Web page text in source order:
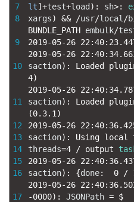
7
8
9
10
11
12
13
14
15
16
17
lt]+test+load) : sh>:
xargs) && /usr/local /
BUNDLE_PATH embulk/
2019-05-26 22 :40:
2019-05-26 22 :40:
saction) : Loaded
4)
2019-05-26 22 :40:
saction) : Loaded
(0.3.1 )
2019-05-26 22 :40:
saction) : Using local
threads=4 / output
2019-05-26 22 :40:
saction) : {done: 0 /
2019-05-26 22 :40:
-0000) : JSONPath = $